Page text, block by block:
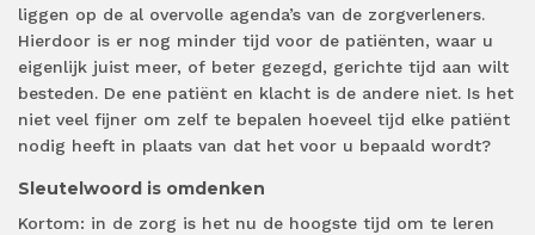
liggen op de al overvolle agenda’s van de zorgverleners.
Hierdoor is er nog minder tijd voor de patiënten, waar u
eigenlijk juist meer, of beter gezegd, gerichte tijd aan wilt
besteden. De ene patiënt en klacht is de andere niet. Is het
niet veel fijner om zelf te bepalen hoeveel tijd elke patiënt
nodig heeft in plaats van dat het voor u bepaald wordt?
Sleutelwoord is omdenken
Kortom: in de zorg is het nu de hoogste tijd om te leren